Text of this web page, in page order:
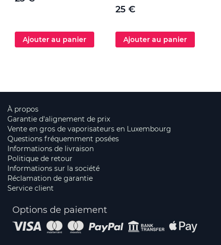
Ajouter au panier
25 €
Ajouter au panier
À propos
Garantie d'alignement de prix
Vente en gros de vaporisateurs en Luxembourg
Questions fréquemment posées
Informations de livraison
Politique de retour
Informations sur la société
Réclamation de garantie
Service client
Options de paiement